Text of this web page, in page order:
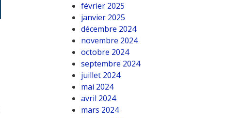
février 2025
janvier 2025
décembre 2024
novembre 2024
octobre 2024
septembre 2024
juillet 2024
mai 2024
avril 2024
mars 2024